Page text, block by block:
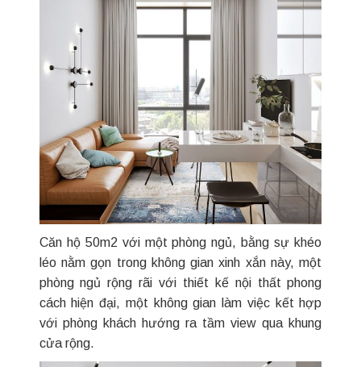
Căn hộ 50m2 với một phòng ngủ, bằng sự khéo
léo nằm gọn trong không gian xinh xắn này, một
phòng ngủ rộng rãi với thiết kế nội thất phong
cách hiện đại, một không gian làm việc kết hợp
với phòng khách hướng ra tầm view qua khung
cửa rộng.